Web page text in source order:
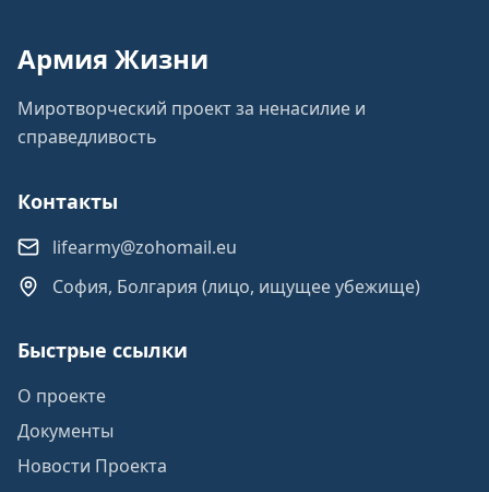
Армия Жизни
Миротворческий проект за ненасилие и
справедливость
Контакты
lifearmy@zohomail.eu
София, Болгария (лицо, ищущее убежище)
Быстрые ссылки
О проекте
Документы
Новости Проекта